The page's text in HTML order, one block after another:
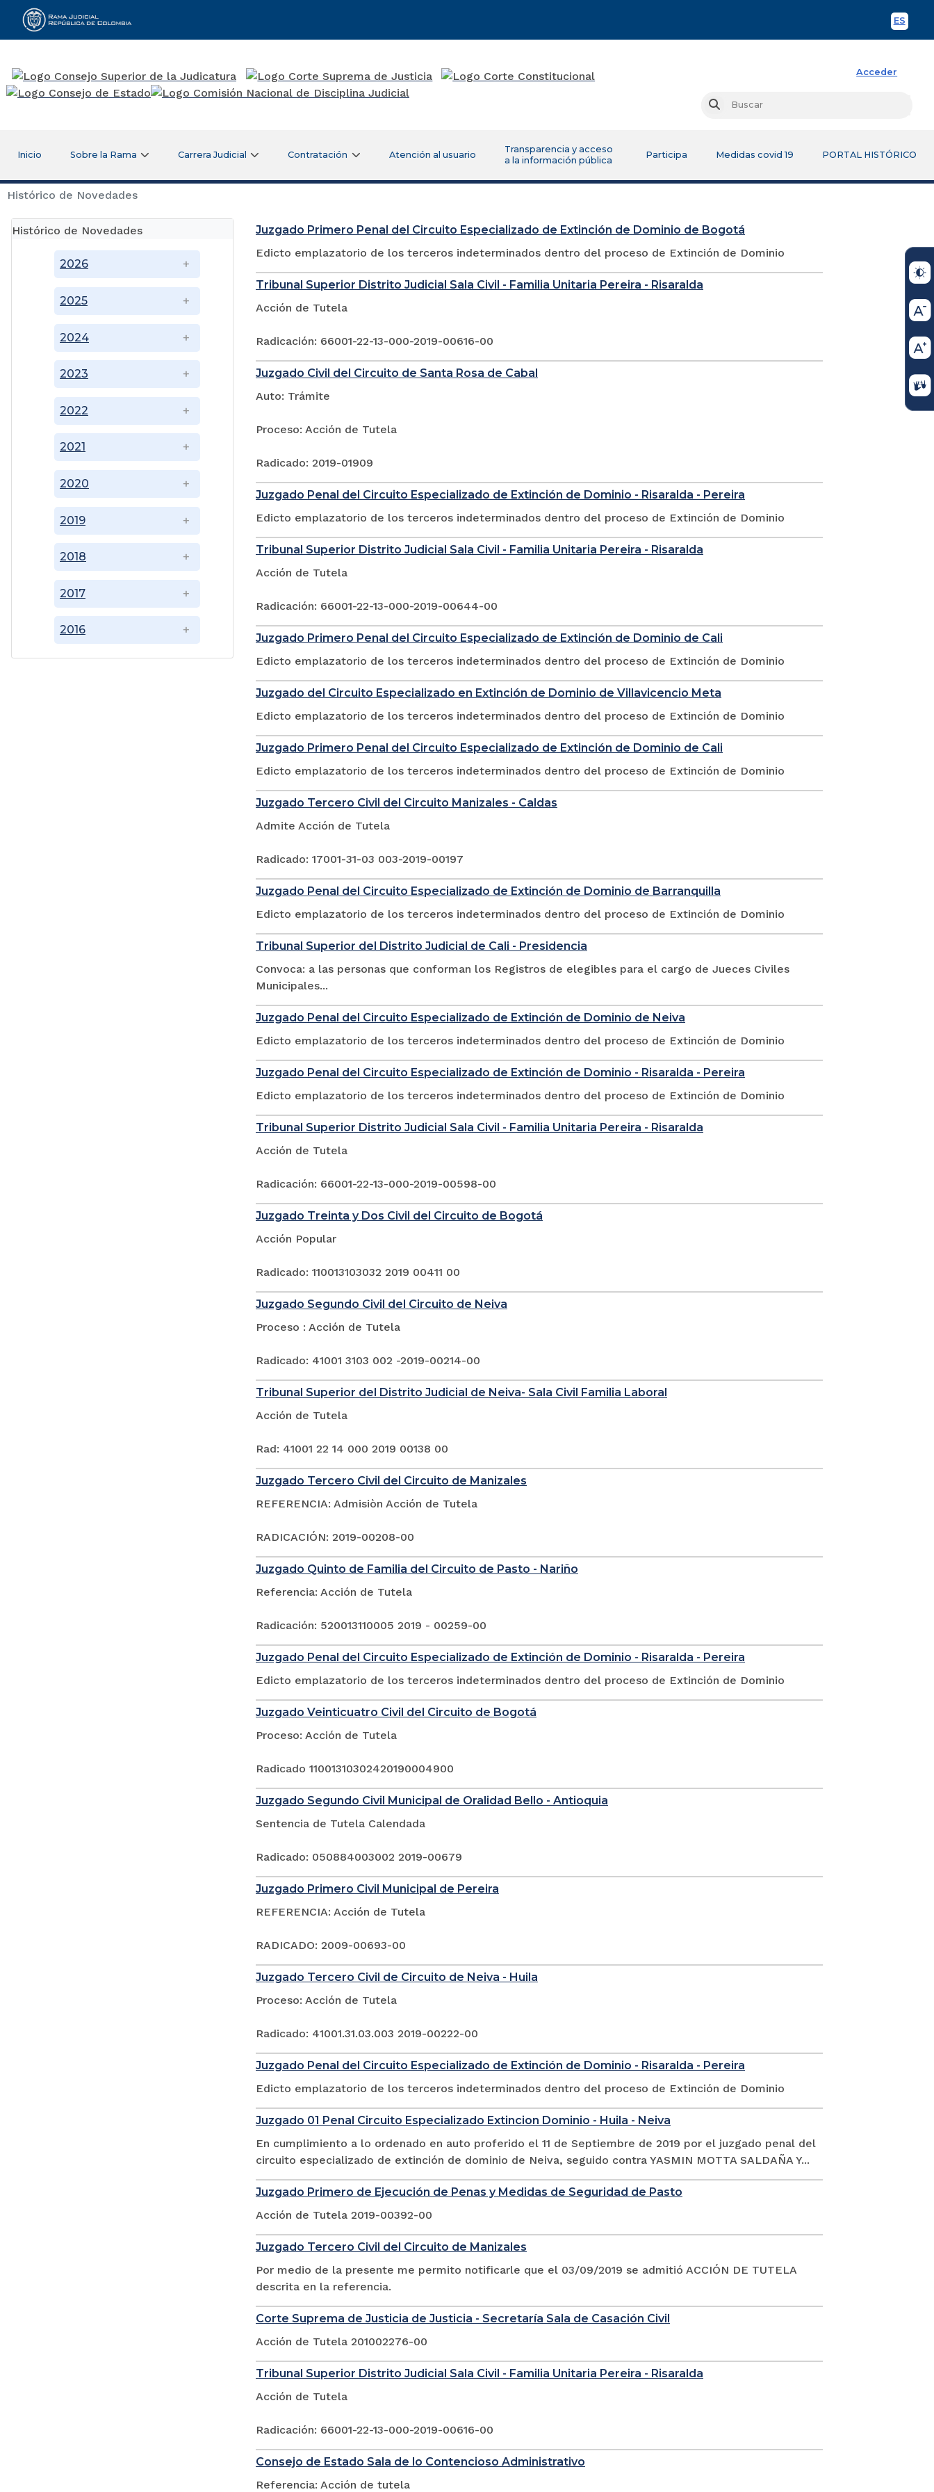
ES
Rama Judicial
Acceder
Buscar
Inicio Sobre la Rama Carrera Judicial Contratación Atención al usuario
Transparencia y acceso
a la información pública
Participa Medidas covid 19 PORTAL HISTÓRICO
Histórico de Novedades
Histórico de Novedades
2016
2017
2018
2019
2020
2021
2022
2023
2024
2025
2026
Juzgado Primero Penal del Circuito Especializado de Extinción de Dominio de Bogotá
Edicto emplazatorio de los terceros indeterminados dentro del proceso de Extinción de Dominio
Tribunal Superior Distrito Judicial Sala Civil - Familia Unitaria Pereira - Risaralda
Acción de Tutela
Radicación: 66001-22-13-000-2019-00616-00
Juzgado Civil del Circuito de Santa Rosa de Cabal
Auto: Trámite
Proceso: Acción de Tutela
Radicado: 2019-01909
Juzgado Penal del Circuito Especializado de Extinción de Dominio - Risaralda - Pereira
Edicto emplazatorio de los terceros indeterminados dentro del proceso de Extinción de Dominio
Tribunal Superior Distrito Judicial Sala Civil - Familia Unitaria Pereira - Risaralda
Acción de Tutela
Radicación: 66001-22-13-000-2019-00644-00
Juzgado Primero Penal del Circuito Especializado de Extinción de Dominio de Cali
Edicto emplazatorio de los terceros indeterminados dentro del proceso de Extinción de Dominio
Juzgado del Circuito Especializado en Extinción de Dominio de Villavicencio Meta
Edicto emplazatorio de los terceros indeterminados dentro del proceso de Extinción de Dominio
Juzgado Primero Penal del Circuito Especializado de Extinción de Dominio de Cali
Edicto emplazatorio de los terceros indeterminados dentro del proceso de Extinción de Dominio
Juzgado Tercero Civil del Circuito Manizales - Caldas
Admite Acción de Tutela
Radicado: 17001-31-03 003-2019-00197
Juzgado Penal del Circuito Especializado de Extinción de Dominio de Barranquilla
Edicto emplazatorio de los terceros indeterminados dentro del proceso de Extinción de Dominio
Tribunal Superior del Distrito Judicial de Cali - Presidencia
Convoca: a las personas que conforman los Registros de elegibles para el cargo de Jueces Civiles
Municipales...
Juzgado Penal del Circuito Especializado de Extinción de Dominio de Neiva
Edicto emplazatorio de los terceros indeterminados dentro del proceso de Extinción de Dominio
Juzgado Penal del Circuito Especializado de Extinción de Dominio - Risaralda - Pereira
Edicto emplazatorio de los terceros indeterminados dentro del proceso de Extinción de Dominio
Tribunal Superior Distrito Judicial Sala Civil - Familia Unitaria Pereira - Risaralda
Acción de Tutela
Radicación: 66001-22-13-000-2019-00598-00
Juzgado Treinta y Dos Civil del Circuito de Bogotá
Acción Popular
Radicado: 110013103032 2019 00411 00
Juzgado Segundo Civil del Circuito de Neiva
Proceso : Acción de Tutela
Radicado: 41001 3103 002 -2019-00214-00
Tribunal Superior del Distrito Judicial de Neiva- Sala Civil Familia Laboral
Acción de Tutela
Rad: 41001 22 14 000 2019 00138 00
Juzgado Tercero Civil del Circuito de Manizales
REFERENCIA: Admisiòn Acción de Tutela
RADICACIÓN: 2019-00208-00
Juzgado Quinto de Familia del Circuito de Pasto - Nariño
Referencia: Acción de Tutela
Radicación: 520013110005 2019 - 00259-00
Juzgado Penal del Circuito Especializado de Extinción de Dominio - Risaralda - Pereira
Edicto emplazatorio de los terceros indeterminados dentro del proceso de Extinción de Dominio
Juzgado Veinticuatro Civil del Circuito de Bogotá
Proceso: Acción de Tutela
Radicado 11001310302420190004900
Juzgado Segundo Civil Municipal de Oralidad Bello - Antioquia
Sentencia de Tutela Calendada
Radicado: 050884003002 2019-00679
Juzgado Primero Civil Municipal de Pereira
REFERENCIA: Acción de Tutela
RADICADO: 2009-00693-00
Juzgado Tercero Civil de Circuito de Neiva - Huila
Proceso: Acción de Tutela
Radicado: 41001.31.03.003 2019-00222-00
Juzgado Penal del Circuito Especializado de Extinción de Dominio - Risaralda - Pereira
Edicto emplazatorio de los terceros indeterminados dentro del proceso de Extinción de Dominio
Juzgado 01 Penal Circuito Especializado Extincion Dominio - Huila - Neiva
En cumplimiento a lo ordenado en auto proferido el 11 de Septiembre de 2019 por el juzgado penal del
circuito especializado de extinción de dominio de Neiva, seguido contra YASMIN MOTTA SALDAÑA Y...
Juzgado Primero de Ejecución de Penas y Medidas de Seguridad de Pasto
Acción de Tutela 2019-00392-00
Juzgado Tercero Civil del Circuito de Manizales
Por medio de la presente me permito notificarle que el 03/09/2019 se admitió ACCIÓN DE TUTELA
descrita en la referencia.
Corte Suprema de Justicia de Justicia - Secretaría Sala de Casación Civil
Acción de Tutela 201002276-00
Tribunal Superior Distrito Judicial Sala Civil - Familia Unitaria Pereira - Risaralda
Acción de Tutela
Radicación: 66001-22-13-000-2019-00616-00
Consejo de Estado Sala de lo Contencioso Administrativo
Referencia: Acción de tutela